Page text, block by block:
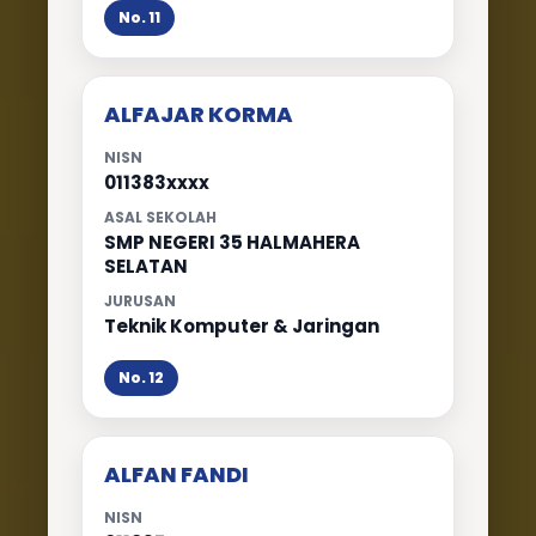
No. 11
ALFAJAR KORMA
NISN
011383xxxx
ASAL SEKOLAH
SMP NEGERI 35 HALMAHERA
SELATAN
JURUSAN
Teknik Komputer & Jaringan
No. 12
ALFAN FANDI
NISN